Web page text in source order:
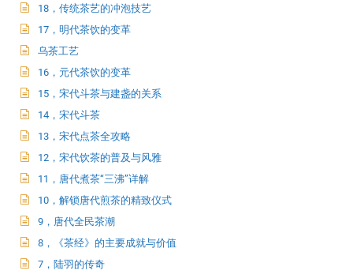
18，传统茶艺的冲泡技艺
17，明代茶饮的变革
乌茶工艺
16，元代茶饮的变革
15，宋代斗茶与建盏的关系
14，宋代斗茶
13，宋代点茶全攻略
12，宋代饮茶的普及与风雅
11，唐代煮茶“三沸”详解
10，解锁唐代煎茶的精致仪式
9，唐代全民茶潮
8，《茶经》的主要成就与价值
7，陆羽的传奇